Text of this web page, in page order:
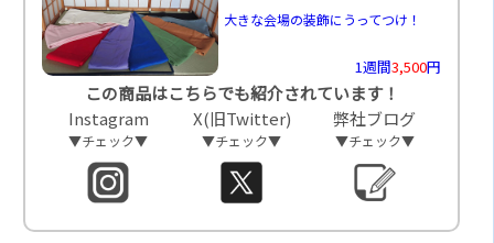
大きな会場の装飾にうってつけ！
1週間3,500円
この商品はこちらでも紹介されています！
Instagram
▼チェック▼
X(旧Twitter)
▼チェック▼
弊社ブログ
▼チェック▼